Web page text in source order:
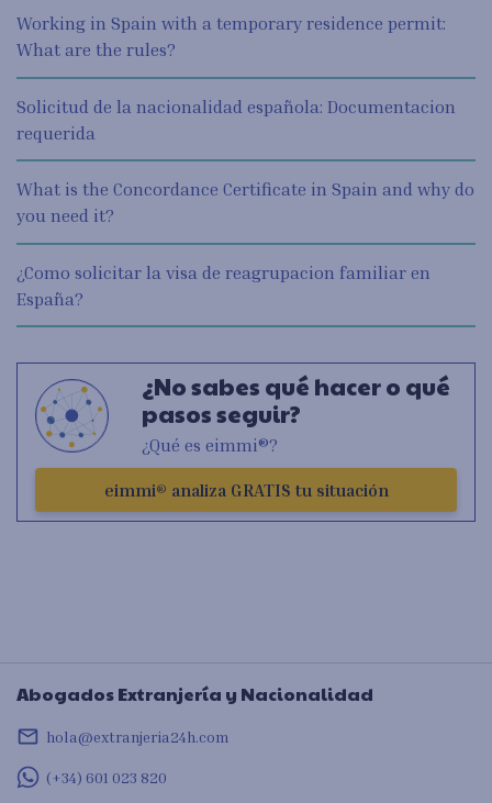
Working in Spain with a temporary residence permit:
What are the rules?
Solicitud de la nacionalidad española: Documentacion
requerida
What is the Concordance Certificate in Spain and why do
you need it?
¿Como solicitar la visa de reagrupacion familiar en
España?
¿No sabes qué hacer o qué
pasos seguir?
¿Qué es eimmi®?
eimmi® analiza GRATIS tu situación
Abogados Extranjería y Nacionalidad
mail_outline hola@extranjeria24h.com
(+34) 601 023 820